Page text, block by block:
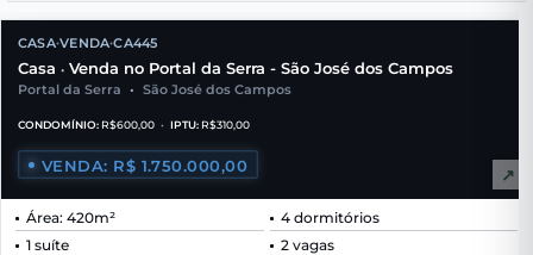
CASA•VENDA•CA445
Casa • Venda no Portal da Serra - São José dos Campos
Portal da Serra • São José dos Campos
CONDOMÍNIO: R$600,00 • IPTU: R$310,00
VENDA: R$ 1.750.000,00 ↗
Área: 420m²
4 dormitórios
1 suíte
2 vagas